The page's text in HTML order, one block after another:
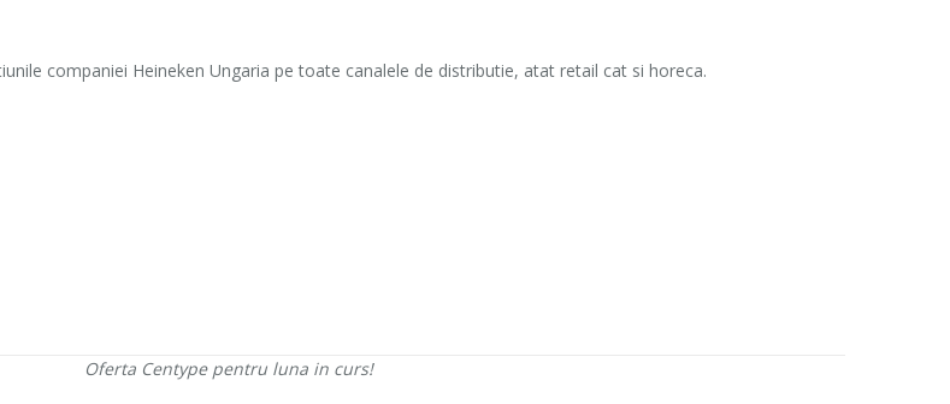
companiei Heineken Ungaria pe toate canalele de distributie, atat retail cat si horeca.
Oferta Centype pentru luna in curs!